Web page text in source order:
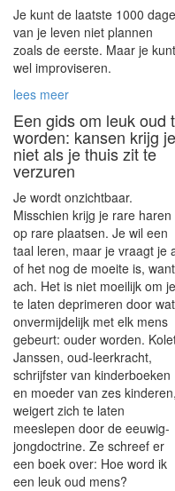
Je kunt de laatste 1000
van je leven niet plannen
zoals de eerste. Maar je kunt
wel improviseren.
lees meer
Een gids om leuk oud
worden: kansen krijg je
niet als je thuis zit te
verzuren
Je wordt onzichtbaar.
Misschien krijg je rare haren
op rare plaatsen. Je wil een
taal leren, maar je vraagt je
of het nog de moeite is, want
ach. Het is niet moeilijk om je
te laten deprimeren door wat
onvermijdelijk met elk mens
gebeurt: ouder worden.
Janssen, oud-leerkracht,
schrijfster van kinderboeken
en moeder van zes kinderen,
weigert zich te laten
meeslepen door de eeuwig-
jongdoctrine. Ze schreef er
een boek over: Hoe word ik
een leuk oud mens?